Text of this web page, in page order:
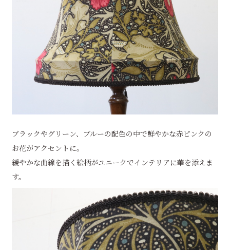
ブラックやグリーン、ブルーの配色の中で鮮やかな赤ピンクの
お花がアクセントに。
緩やかな曲線を描く絵柄がユニークでインテリアに華を添えま
す。